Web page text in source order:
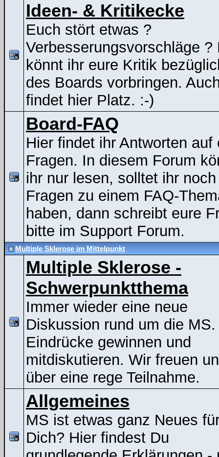
Ideen- & Kritikecke
Euch stört etwas ?
Verbesserungsvorschläge ?
könnt ihr eure Kritik
des Boards vorbringen.
findet hier Platz. :-)
Board-FAQ
Hier findet ihr Antworten auf
Fragen. In diesem Forum
ihr nur lesen, solltet ihr noch
Fragen zu einem FAQ-
haben, dann schreibt eure
bitte im Support Forum.
Multiple Sklerose im Mittelpunkt
Multiple Sklerose -
Schwerpunktthema
Immer wieder eine neue
Diskussion rund um die MS.
Eindrücke gewinnen und
mitdiskutieren. Wir freuen
über eine rege Teilnahme.
Allgemeines
MS ist etwas ganz Neues
Dich? Hier findest Du